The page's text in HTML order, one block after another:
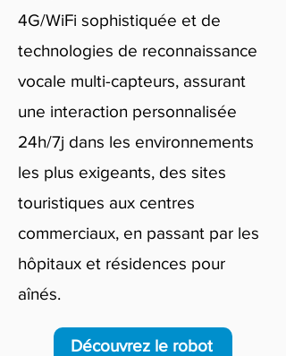
4G/WiFi sophistiquée et de
technologies de reconnaissance
vocale multi-capteurs, assurant
une interaction personnalisée
24h/7j dans les environnements
les plus exigeants, des sites
touristiques aux centres
commerciaux, en passant par les
hôpitaux et résidences pour
aînés.
Découvrez le robot